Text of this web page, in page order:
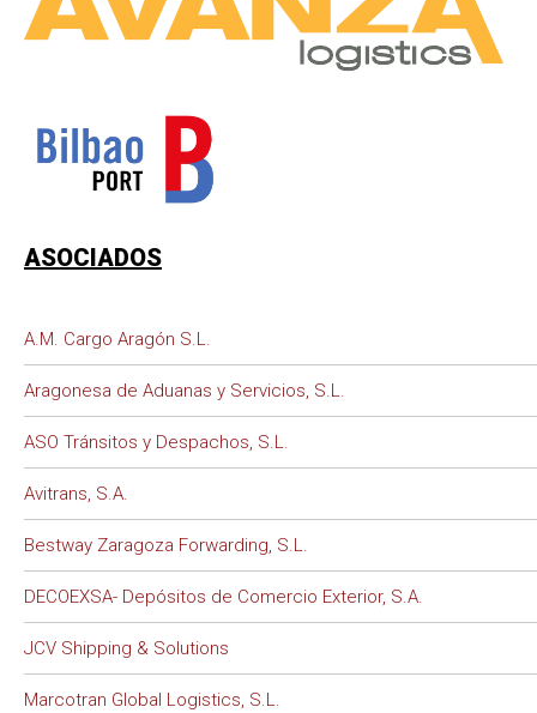
ASOCIADOS
A.M. Cargo Aragón S.L.
Aragonesa de Aduanas y Servicios, S.L.
ASO Tránsitos y Despachos, S.L.
Avitrans, S.A.
Bestway Zaragoza Forwarding, S.L.
DECOEXSA- Depósitos de Comercio Exterior, S.A.
JCV Shipping & Solutions
Marcotran Global Logistics, S.L.